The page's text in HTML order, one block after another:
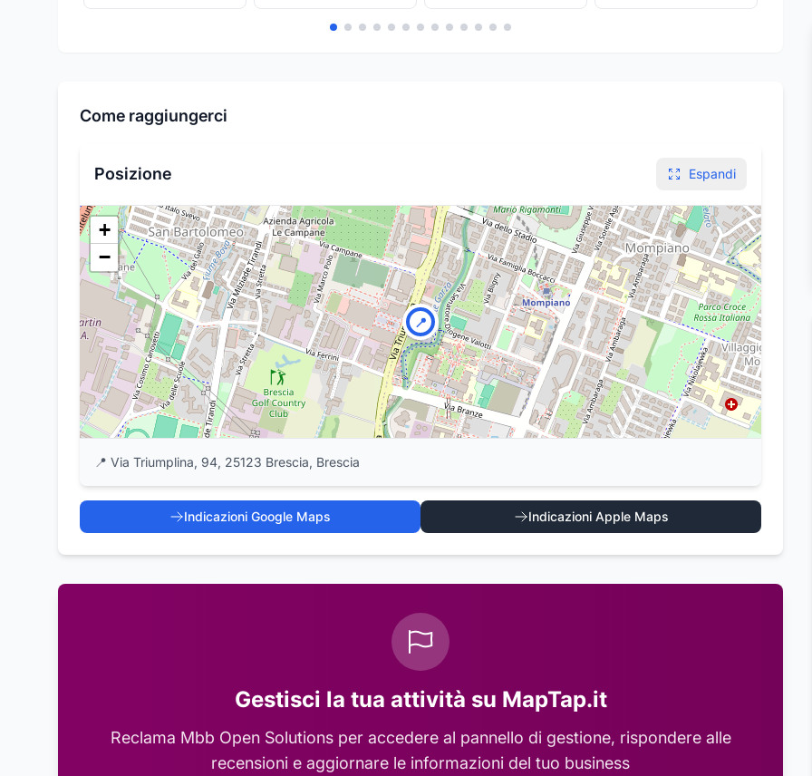
Come raggiungerci
Posizione Espandi
📍
+
−
📍 Via Triumplina, 94, 25123 Brescia, Brescia
Indicazioni Google Maps Indicazioni Apple Maps
Gestisci la tua attività su MapTap.it
Reclama Mbb Open Solutionsper accedere al pannello di gestione, rispondere alle
recensioni e aggiornare le informazioni del tuo business